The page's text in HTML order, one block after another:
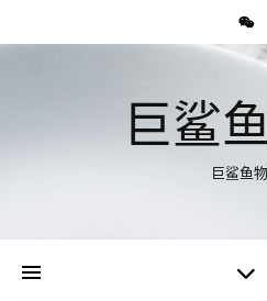
巨鲨
巨鲨鱼